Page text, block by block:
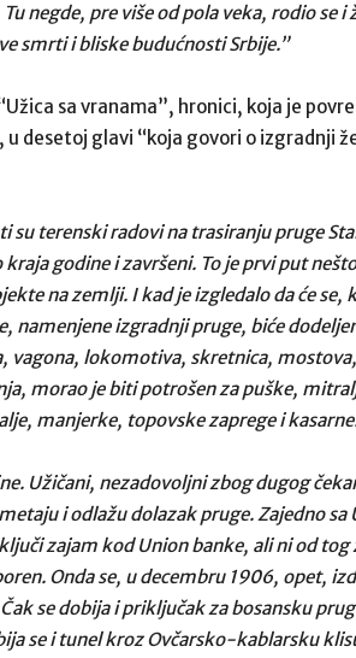
negde, pre više od pola veka, rodio se i
smrti i bliske budućnosti Srbije.”
sa vranama”, hronici, koja je
desetoj glavi “koja govori o izgradnji
su terenski radovi na trasiranju pruge
godine i završeni. To je prvi put
na zemlji. I kad je izgledalo da će
namenjene izgradnji pruge, biće
vagona, lokomotiva, skretnica,
morao je biti potrošen za puške,
manjerke, topovske zaprege i
Užičani, nezadovoljni zbog dugog
i odlažu dolazak pruge. Zajedno
zajam kod Union banke, ali ni od
Onda se, u decembru 1906, opet,
se dobija i priključak za bosansku
se i tunel kroz Ovčarsko-kablarsku